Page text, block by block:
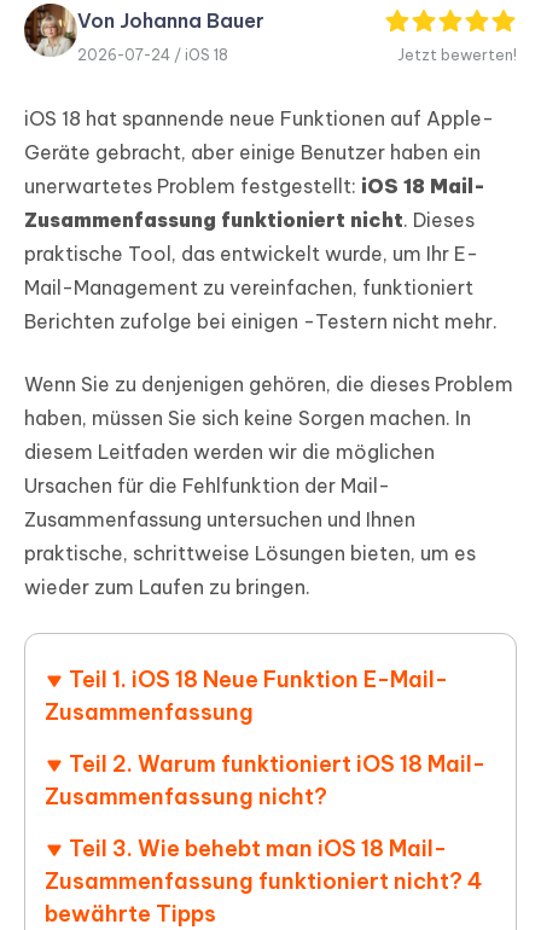
Editor
Von Johanna Bauer
2026-07-24 / iOS 18 Jetzt bewerten!
iOS 18 hat spannende neue Funktionen auf Apple-
Geräte gebracht, aber einige Benutzer haben ein
unerwartetes Problem festgestellt: iOS 18 Mail-
Zusammenfassung funktioniert nicht. Dieses
praktische Tool, das entwickelt wurde, um Ihr E-
Mail-Management zu vereinfachen, funktioniert
Berichten zufolge bei einigen -Testern nicht mehr.
Wenn Sie zu denjenigen gehören, die dieses Problem
haben, müssen Sie sich keine Sorgen machen. In
diesem Leitfaden werden wir die möglichen
Ursachen für die Fehlfunktion der Mail-
Zusammenfassung untersuchen und Ihnen
praktische, schrittweise Lösungen bieten, um es
wieder zum Laufen zu bringen.
Teil 1. iOS 18 Neue Funktion E-Mail-
Zusammenfassung
Teil 2. Warum funktioniert iOS 18 Mail-
Zusammenfassung nicht?
Teil 3. Wie behebt man iOS 18 Mail-
Zusammenfassung funktioniert nicht? 4
bewährte Tipps